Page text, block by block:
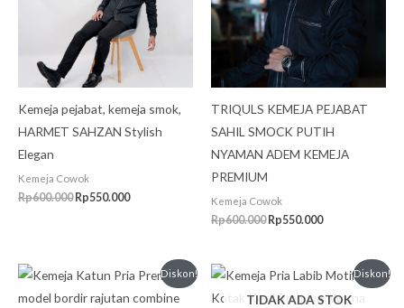
Kemeja pejabat, kemeja smok,
HARMET SAHZAN Stylish
Elegan
Kemeja Cowok
Rp600.000 Rp550.000
TRIQULS KEMEJA PEJABAT
SAHIL SMOCK PUTIH
NYAMAN ADEM KEMEJA
PREMIUM
Kemeja Cowok
Rp600.000 Rp550.000
Diskon!
Harga
aslinya
adalah:
Harga
saat
ini
Diskon!
TIDAK ADA STOK
Harga
aslinya
adalah:
Harga
saat
ini